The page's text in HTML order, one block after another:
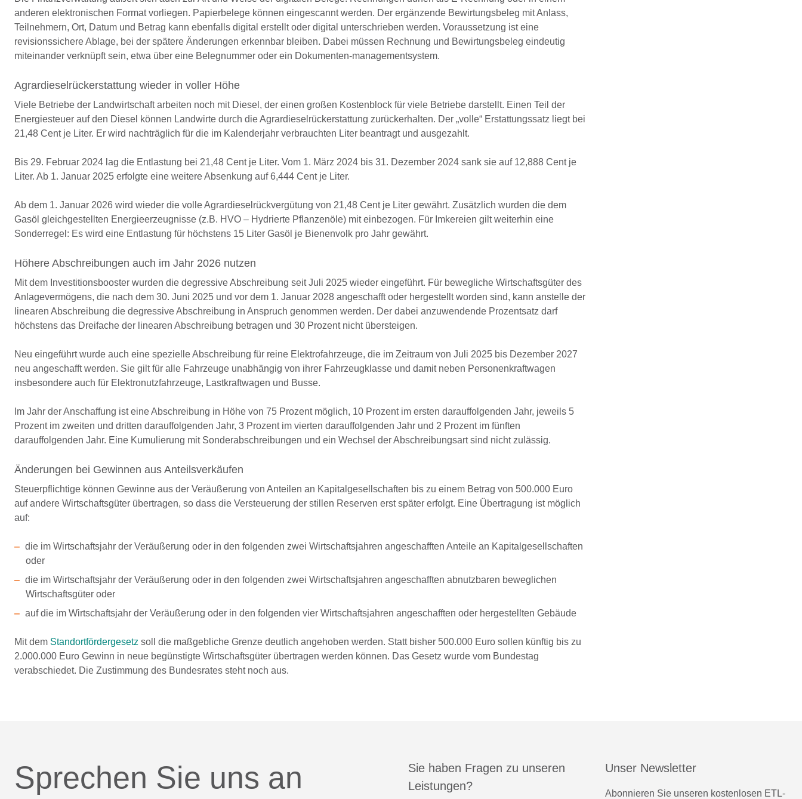
anderen elektronischen Format vorliegen. Papierbelege können eingescannt werden. Der ergänzende Bewirtungsbeleg mit Anlass,
Teilnehmern, Ort, Datum und Betrag kann ebenfalls digital erstellt oder digital unterschrieben werden. Voraussetzung ist eine
revisionssichere Ablage, bei der spätere Änderungen erkennbar bleiben. Dabei müssen Rechnung und Bewirtungsbeleg eindeutig
miteinander verknüpft sein, etwa über eine Belegnummer oder ein Dokumenten-managementsystem.
Agrardieselrückerstattung wieder in voller Höhe
Viele Betriebe der Landwirtschaft arbeiten noch mit Diesel, der einen großen Kostenblock für viele Betriebe darstellt. Einen Teil der
Energiesteuer auf den Diesel können Landwirte durch die Agrardieselrückerstattung zurückerhalten. Der „volle“ Erstattungssatz liegt bei
21,48 Cent je Liter. Er wird nachträglich für die im Kalenderjahr verbrauchten Liter beantragt und ausgezahlt.
Bis 29. Februar 2024 lag die Entlastung bei 21,48 Cent je Liter. Vom 1. März 2024 bis 31. Dezember 2024 sank sie auf 12,888 Cent je
Liter. Ab 1. Januar 2025 erfolgte eine weitere Absenkung auf 6,444 Cent je Liter.
Ab dem 1. Januar 2026 wird wieder die volle Agrardieselrückvergütung von 21,48 Cent je Liter gewährt. Zusätzlich wurden die dem
Gasöl gleichgestellten Energieerzeugnisse (z.B. HVO – Hydrierte Pflanzenöle) mit einbezogen. Für Imkereien gilt weiterhin eine
Sonderregel: Es wird eine Entlastung für höchstens 15 Liter Gasöl je Bienenvolk pro Jahr gewährt.
Höhere Abschreibungen auch im Jahr 2026 nutzen
Mit dem Investitionsbooster wurden die degressive Abschreibung seit Juli 2025 wieder eingeführt. Für bewegliche Wirtschaftsgüter des
Anlagevermögens, die nach dem 30. Juni 2025 und vor dem 1. Januar 2028 angeschafft oder hergestellt worden sind, kann anstelle der
linearen Abschreibung die degressive Abschreibung in Anspruch genommen werden. Der dabei anzuwendende Prozentsatz darf
höchstens das Dreifache der linearen Abschreibung betragen und 30 Prozent nicht übersteigen.
Neu eingeführt wurde auch eine spezielle Abschreibung für reine Elektrofahrzeuge, die im Zeitraum von Juli 2025 bis Dezember 2027
neu angeschafft werden. Sie gilt für alle Fahrzeuge unabhängig von ihrer Fahrzeugklasse und damit neben Personenkraftwagen
insbesondere auch für Elektronutzfahrzeuge, Lastkraftwagen und Busse.
Im Jahr der Anschaffung ist eine Abschreibung in Höhe von 75 Prozent möglich, 10 Prozent im ersten darauffolgenden Jahr, jeweils 5
Prozent im zweiten und dritten darauffolgenden Jahr, 3 Prozent im vierten darauffolgenden Jahr und 2 Prozent im fünften
darauffolgenden Jahr. Eine Kumulierung mit Sonderabschreibungen und ein Wechsel der Abschreibungsart sind nicht zulässig.
Änderungen bei Gewinnen aus Anteilsverkäufen
Steuerpflichtige können Gewinne aus der Veräußerung von Anteilen an Kapitalgesellschaften bis zu einem Betrag von 500.000 Euro
auf andere Wirtschaftsgüter übertragen, so dass die Versteuerung der stillen Reserven erst später erfolgt. Eine Übertragung ist möglich
auf:
die im Wirtschaftsjahr der Veräußerung oder in den folgenden zwei Wirtschaftsjahren angeschafften Anteile an Kapitalgesellschaften
oder
die im Wirtschaftsjahr der Veräußerung oder in den folgenden zwei Wirtschaftsjahren angeschafften abnutzbaren beweglichen
Wirtschaftsgüter oder
auf die im Wirtschaftsjahr der Veräußerung oder in den folgenden vier Wirtschaftsjahren angeschafften oder hergestellten Gebäude
Mit dem Standortfördergesetz soll die maßgebliche Grenze deutlich angehoben werden. Statt bisher 500.000 Euro sollen künftig bis zu
2.000.000 Euro Gewinn in neue begünstigte Wirtschaftsgüter übertragen werden können. Das Gesetz wurde vom Bundestag
verabschiedet. Die Zustimmung des Bundesrates steht noch aus.
Sprechen Sie uns an
Sie haben Fragen zu unseren
Leistungen?
Unser Newsletter
Abonnieren Sie unseren kostenlosen ETL-